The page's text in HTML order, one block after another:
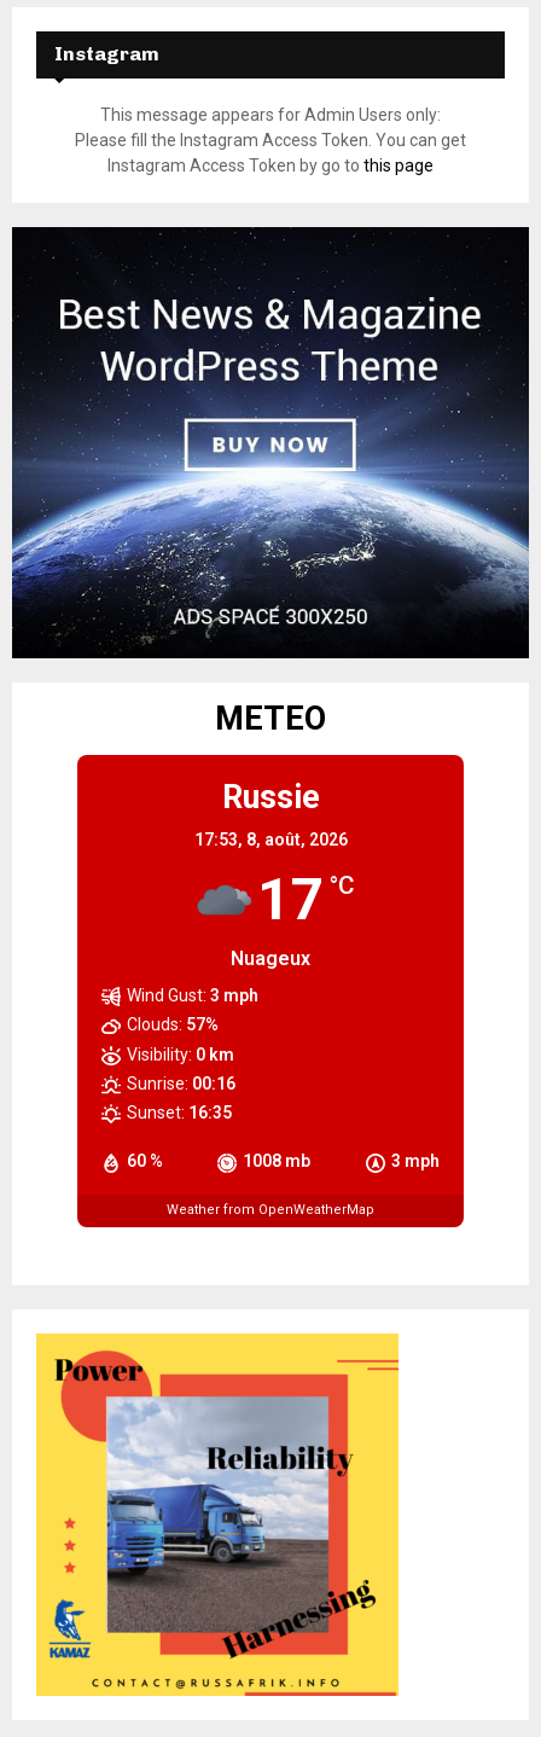
Instagram
This message appears for Admin Users only:
Please fill the Instagram Access Token. You can get
Instagram Access Token by go to this page
METEO
Russie
17:53, 8, août, 2026
17 °C
Nuageux
60 % 1008 mb 3 mph
Wind Gust: 3 mph
Clouds: 57%
Visibility: 0 km
Sunrise: 00:16
Sunset: 16:35
Weather from OpenWeatherMap